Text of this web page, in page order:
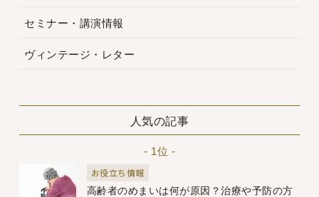
セミナー・講演情報
ヴィンテージ・レター
人気の記事
- 1位 -
お役立ち情報
高齢者のめまいは何が原因？治療や予防の方